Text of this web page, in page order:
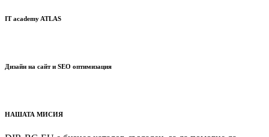
IT academy ATLAS
Дизайн на сайт и SEO оптимизация
НАШАТА МИСИЯ